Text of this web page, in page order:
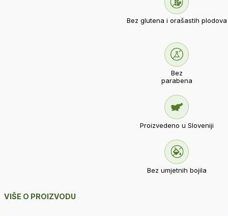
Bez glutena i orašastih plodova
Bez
parabena
Proizvedeno u Sloveniji
Bez umjetnih bojila
VIŠE O PROIZVODU